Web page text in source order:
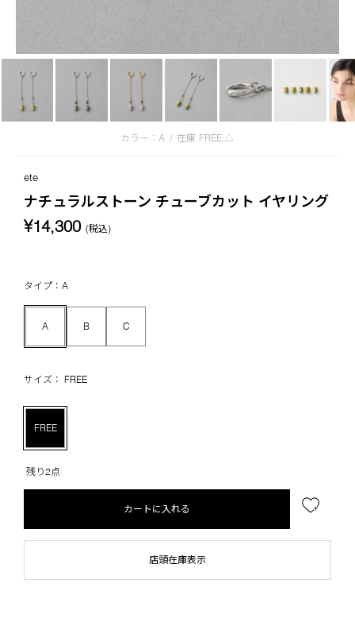
カラー：A / 在庫 FREE:△
ete
ナチュラルストーン チューブカット イヤリング
¥14,300 (税込)
タイプ：A
A B C
サイズ： FREE
FREE
残り2点
カートに入れる
店頭在庫表示